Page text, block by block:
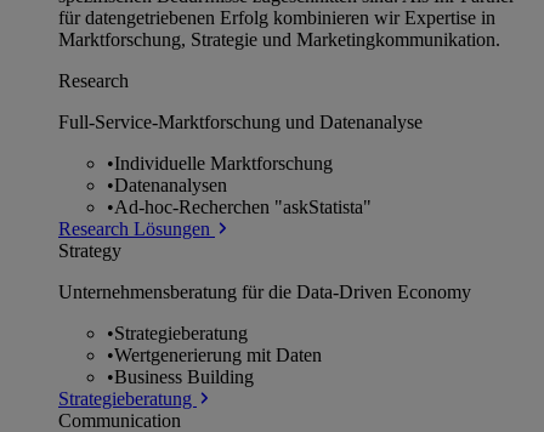
für datengetriebenen Erfolg kombinieren wir Expertise in
Marktforschung, Strategie und Marketingkommunikation.
Research
Full-Service-Marktforschung und Datenanalyse
•Individuelle Marktforschung
•Datenanalysen
•Ad-hoc-Recherchen "askStatista"
Research Lösungen
Strategy
Unternehmens­beratung für die Data-Driven Economy
•Strategieberatung
•Wertgenerierung mit Daten
•Business Building
Strategieberatung
Communication